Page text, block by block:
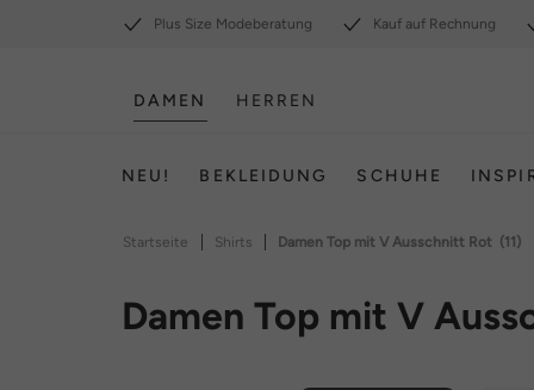
Plus Size Modeberatung Kauf auf Rechnung
DAMEN HERREN
NEU! BEKLEIDUNG SCHUHE
Startseite | Shirts | Damen Top mit V Ausschnitt Rot (11)
Damen Top mit V